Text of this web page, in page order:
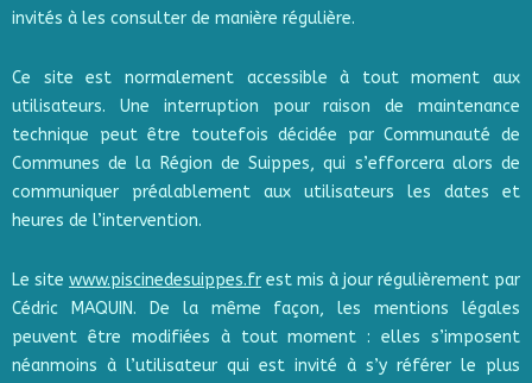
invités à les consulter de manière régulière.
Ce site est normalement accessible à tout moment aux
utilisateurs. Une interruption pour raison de maintenance
technique peut être toutefois décidée par Communauté de
Communes de la Région de Suippes, qui s’efforcera alors de
communiquer préalablement aux utilisateurs les dates et
heures de l’intervention.
Le site www.piscinedesuippes.fr est mis à jour régulièrement par
Cédric MAQUIN. De la même façon, les mentions légales
peuvent être modifiées à tout moment : elles s’imposent
néanmoins à l’utilisateur qui est invité à s’y référer le plus